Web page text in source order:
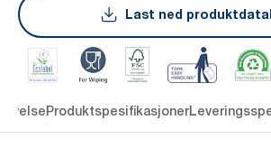
Last ned
Produktspesifikasjoner